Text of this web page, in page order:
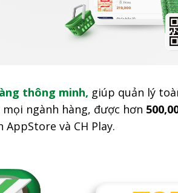
thông minh, giúp quản lý
ngành hàng, được hơn
AppStore và CH Play.